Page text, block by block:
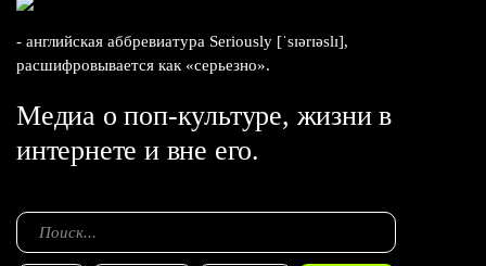
- английская аббревиатура Seriously [ˈsɪərɪəslɪ],
расшифровывается как «серьезно».
Медиа о поп-культуре, жизни в
интернете и вне его.